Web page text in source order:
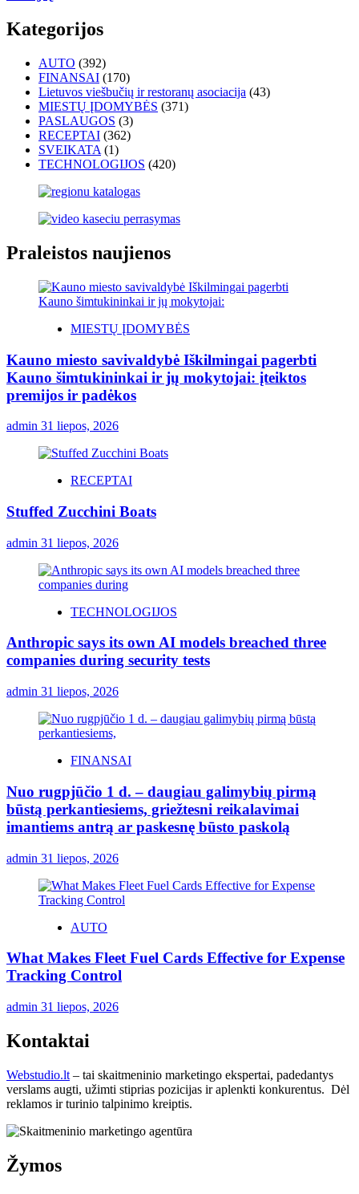
Kategorijos
AUTO (392)
FINANSAI (170)
Lietuvos viešbučių ir restoranų asociacija (43)
MIESTŲ ĮDOMYBĖS (371)
PASLAUGOS (3)
RECEPTAI (362)
SVEIKATA (1)
TECHNOLOGIJOS (420)
Praleistos naujienos
MIESTŲ ĮDOMYBĖS
Kauno miesto savivaldybė Iškilmingai pagerbti
Kauno šimtukininkai ir jų mokytojai: įteiktos
premijos ir padėkos
admin 31 liepos, 2026
RECEPTAI
Stuffed Zucchini Boats
admin 31 liepos, 2026
TECHNOLOGIJOS
Anthropic says its own AI models breached three
companies during security tests
admin 31 liepos, 2026
FINANSAI
Nuo rugpjūčio 1 d. – daugiau galimybių pirmą
būstą perkantiesiems, griežtesni reikalavimai
imantiems antrą ar paskesnę būsto paskolą
admin 31 liepos, 2026
AUTO
What Makes Fleet Fuel Cards Effective for Expense
Tracking Control
admin 31 liepos, 2026
Kontaktai
Webstudio.lt – tai skaitmeninio marketingo ekspertai, padedantys
verslams augti, užimti stiprias pozicijas ir aplenkti konkurentus. Dėl
reklamos ir turinio talpinimo kreiptis.
Žymos